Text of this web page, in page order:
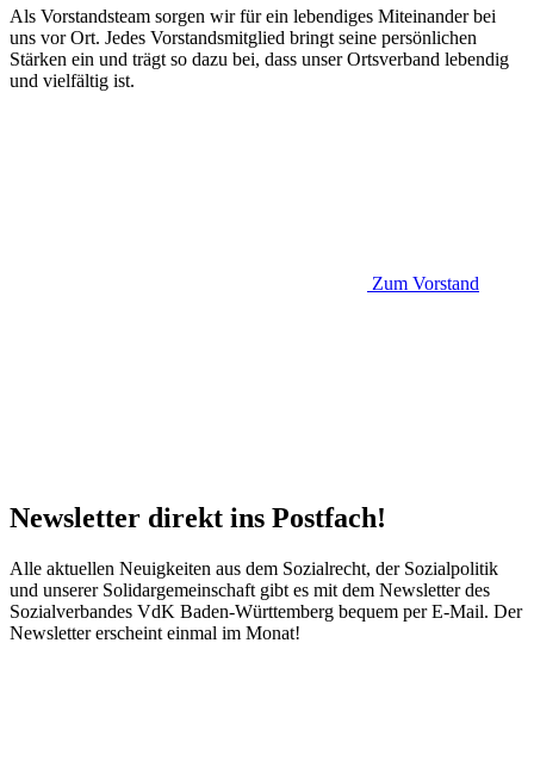
Als Vorstandsteam sorgen wir für ein lebendiges Miteinander bei
uns vor Ort. Jedes Vorstandsmitglied bringt seine persönlichen
Stärken ein und trägt so dazu bei, dass unser Ortsverband lebendig
und vielfältig ist.
Zum Vorstand
Newsletter direkt ins Postfach!
Alle aktuellen Neuigkeiten aus dem Sozialrecht, der Sozialpolitik
und unserer Solidargemeinschaft gibt es mit dem Newsletter des
Sozialverbandes VdK Baden-Württemberg bequem per E-Mail. Der
Newsletter erscheint einmal im Monat!